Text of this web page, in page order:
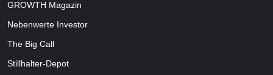
GROWTH Magazin
Nebenwerte Investor
The Big Call
Stillhalter-Depot